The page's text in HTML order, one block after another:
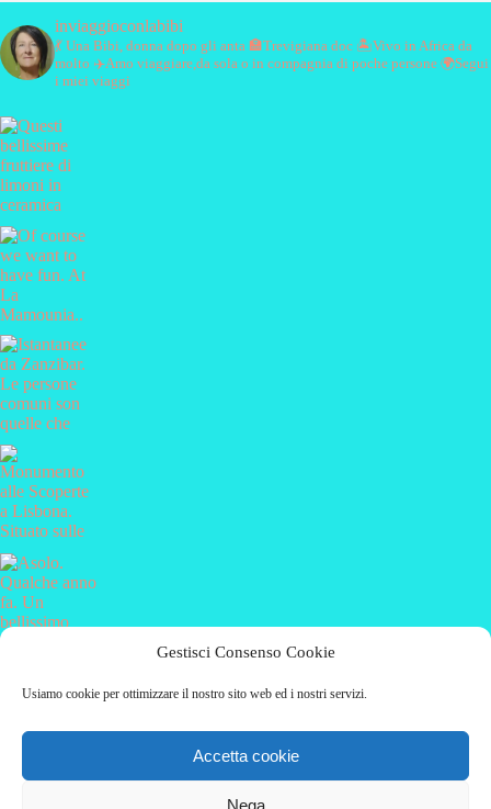
Gestisci Consenso Cookie
Usiamo cookie per ottimizzare il nostro sito web ed i nostri servizi.
Accetta cookie
Nega
inviaggioconlabibi
💃 Una Bibi, donna dopo gli anta 🏣Trevigiana doc 🏝️Vivo in Africa da
molto ✈️Amo viaggiare,da sola o in compagnia di poche persone 🌍Segui
i miei viaggi
Carica altro… Segui su Instagram
(C) 2019 - Solo Pine. All Rights Reserved.